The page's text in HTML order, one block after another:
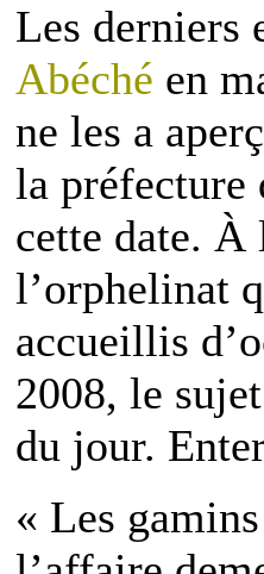
Les derniers
Abéché en
ne les a
la préfecture
cette date. À
l’orphelinat
accueillis
2008, le
du jour.
« Les